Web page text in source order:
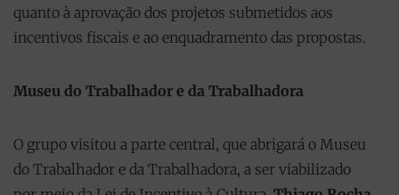
quanto à aprovação dos projetos submetidos aos
incentivos fiscais e ao enquadramento das propostas.
Museu do Trabalhador e da Trabalhadora
O grupo visitou a parte central, que abrigará o Museu
do Trabalhador e da Trabalhadora, a ser viabilizado